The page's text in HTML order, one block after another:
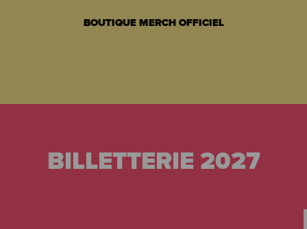
BOUTIQUE MERCH OFFICIEL
BILLETTERIE 2027